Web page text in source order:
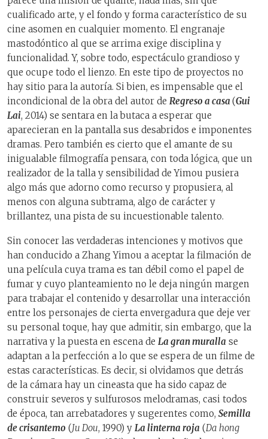
cualificado arte, y el fondo y forma característico de su
cine asomen en cualquier momento. El engranaje
mastodóntico al que se arrima exige disciplina y
funcionalidad. Y, sobre todo, espectáculo grandioso y
que ocupe todo el lienzo. En este tipo de proyectos no
hay sitio para la autoría. Si bien, es impensable que el
incondicional de la obra del autor de Regreso a casa (Gui
Lai, 2014) se sentara en la butaca a esperar que
aparecieran en la pantalla sus desabridos e imponentes
dramas. Pero también es cierto que el amante de su
inigualable filmografía pensara, con toda lógica, que un
realizador de la talla y sensibilidad de Yimou pusiera
algo más que adorno como recurso y propusiera, al
menos con alguna subtrama, algo de carácter y
brillantez, una pista de su incuestionable talento.
Sin conocer las verdaderas intenciones y motivos que
han conducido a Zhang Yimou a aceptar la filmación de
una película cuya trama es tan débil como el papel de
fumar y cuyo planteamiento no le deja ningún margen
para trabajar el contenido y desarrollar una interacción
entre los personajes de cierta envergadura que deje ver
su personal toque, hay que admitir, sin embargo, que la
narrativa y la puesta en escena de La gran muralla se
adaptan a la perfección a lo que se espera de un filme de
estas características. Es decir, si olvidamos que detrás
de la cámara hay un cineasta que ha sido capaz de
construir severos y sulfurosos melodramas, casi todos
de época, tan arrebatadores y sugerentes como, Semilla
de crisantemo (Ju Dou, 1990) y La linterna roja (Da hong